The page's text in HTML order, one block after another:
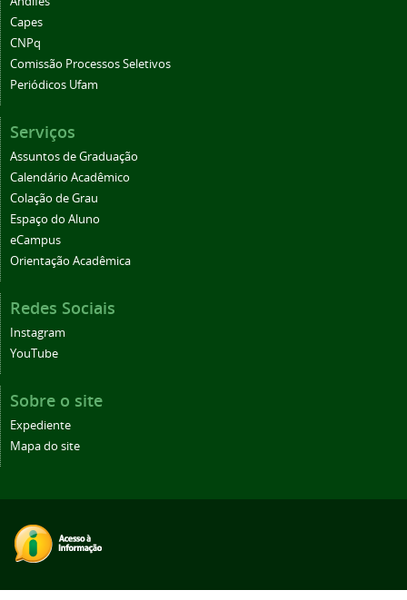
Capes
CNPq
Comissão Processos Seletivos
Periódicos Ufam
Serviços
Assuntos de Graduação
Calendário Acadêmico
Colação de Grau
Espaço do Aluno
eCampus
Orientação Acadêmica
Redes Sociais
Instagram
YouTube
Sobre o site
Expediente
Mapa do site